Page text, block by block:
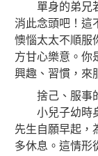
單身的弟兄若
消此念頭吧！這
懊惱太太不順服
方甘心樂意。你
興趣、習慣，來
捨己、服事
小兒子幼時身
先生自願早起，
多休息。這情形